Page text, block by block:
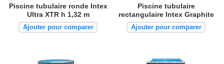
Piscine tubulaire ronde Intex
Ultra XTR h 1,32 m
Ajouter pour comparer
Piscine tubulaire
rectangulaire Intex Graphite
Ajouter pour comparer